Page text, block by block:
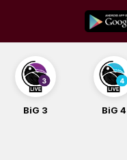
content
BiG 3 BiG 4